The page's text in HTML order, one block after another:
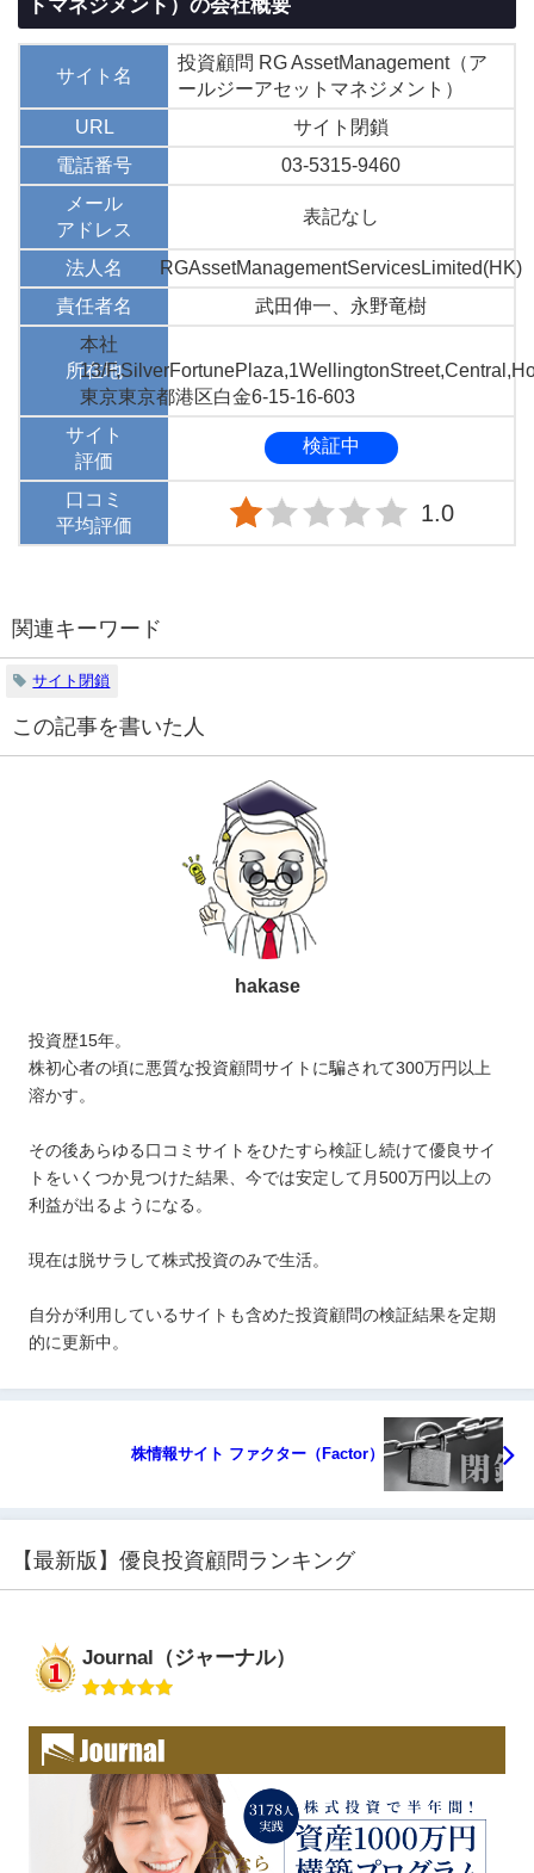
トマネジメント）の会社概要
サイト名
投資顧問 RG AssetManagement（ア
ールジーアセットマネジメント）
URL
サイト閉鎖
電話番号
03-5315-9460
メール
アドレス
表記なし
法人名
RGAssetManagementServicesLimited(HK)
責任者名
武田伸一、永野竜樹
所在地
本社
13/
東京東京都港区白金6-15-16-603
サイト
評価
検証中
口コミ
平均評価
1.0
関連キーワード
サイト閉鎖
この記事を書いた人
hakase
投資歴15年。
株初心者の頃に悪質な投資顧問サイトに騙されて300万円以上
溶かす。
その後あらゆる口コミサイトをひたすら検証し続けて優良サイ
トをいくつか見つけた結果、今では安定して月500万円以上の
利益が出るようになる。
現在は脱サラして株式投資のみで生活。
自分が利用しているサイトも含めた投資顧問の検証結果を定期
的に更新中。
株情報サイト ファクター（Factor）
【最新版】優良投資顧問ランキング
Journal（ジャーナル）